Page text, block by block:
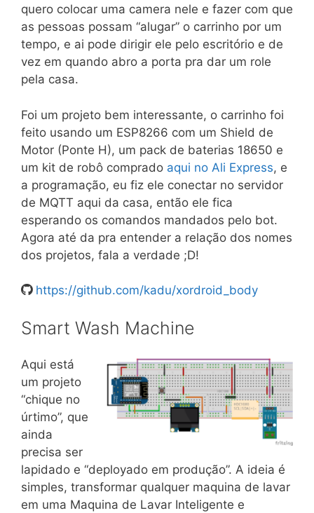
quero colocar uma camera nele e fazer com que
as pessoas possam “alugar” o carrinho por um
tempo, e ai pode dirigir ele pelo escritório e de
vez em quando abro a porta pra dar um role
pela casa.
Foi um projeto bem interessante, o carrinho foi
feito usando um ESP8266 com um Shield de
Motor (Ponte H), um pack de baterias 18650 e
um kit de robô comprado aqui no Ali Express, e
a programação, eu fiz ele conectar no servidor
de MQTT aqui da casa, então ele fica
esperando os comandos mandados pelo bot.
Agora até da pra entender a relação dos nomes
dos projetos, fala a verdade ;D!
https://github.com/kadu/xordroid_body
Smart Wash Machine
Aqui está
um projeto
“chique no
úrtimo”, que
ainda
precisa ser
lapidado e “deployado em produção”. A ideia é
simples, transformar qualquer maquina de lavar
em uma Maquina de Lavar Inteligente e